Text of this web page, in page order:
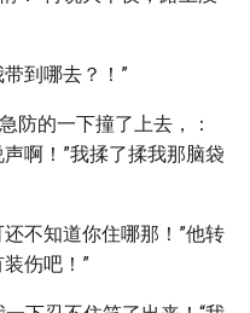
到哪去？！”
防的一下撞了上去，：
啊！”我揉了揉我那脑袋
不知道你住哪那！”他转
伤吧！”